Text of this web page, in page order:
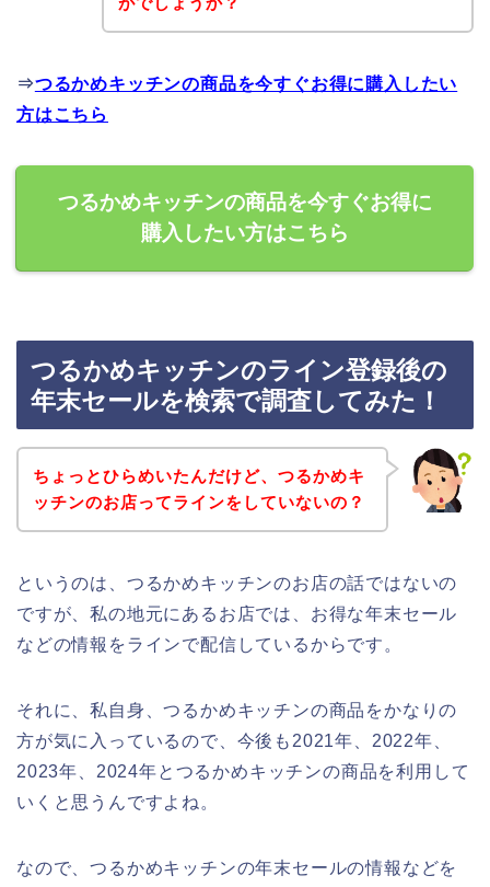
⇒つるかめキッチンの商品を今すぐお得に購入したい
方はこちら
つるかめキッチンの商品を今すぐお得に
購入したい方はこちら
つるかめキッチンのライン登録後の
年末セールを検索で調査してみた！
ちょっとひらめいたんだけど、つるかめキ
ッチンのお店ってラインをしていないの？
というのは、つるかめキッチンのお店の話ではないの
ですが、私の地元にあるお店では、お得な年末セール
などの情報をラインで配信しているからです。
それに、私自身、つるかめキッチンの商品をかなりの
方が気に入っているので、今後も2021年、2022年、
2023年、2024年とつるかめキッチンの商品を利用して
いくと思うんですよね。
なので、つるかめキッチンの年末セールの情報などを